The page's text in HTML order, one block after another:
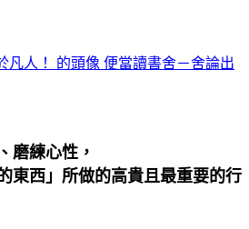
便當讀書舍－舍論出
磨練心性，
東西」所做的高貴且最重要的行